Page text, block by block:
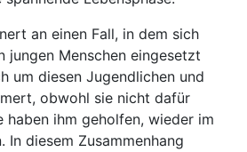
an einen Fall, in dem sich
jungen Menschen eingesetzt
um diesen Jugendlichen und
obwohl sie nicht dafür
haben ihm geholfen, wieder im
In diesem Zusammenhang